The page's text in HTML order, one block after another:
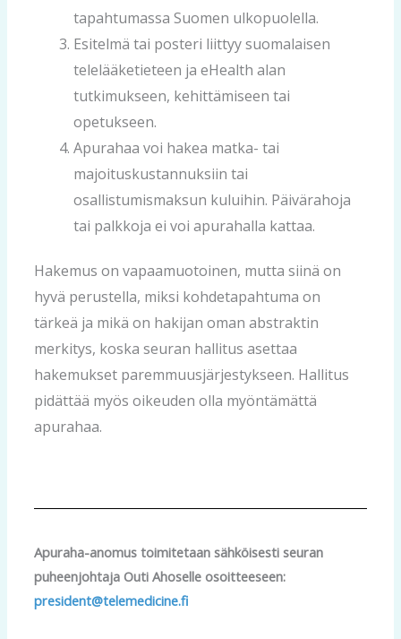
tapahtumassa Suomen ulkopuolella.
Esitelmä tai posteri liittyy suomalaisen
telelääketieteen ja eHealth alan
tutkimukseen, kehittämiseen tai
opetukseen.
Apurahaa voi hakea matka- tai
majoituskustannuksiin tai
osallistumismaksun kuluihin. Päivärahoja
tai palkkoja ei voi apurahalla kattaa.
Hakemus on vapaamuotoinen, mutta siinä on
hyvä perustella, miksi kohdetapahtuma on
tärkeä ja mikä on hakijan oman abstraktin
merkitys, koska seuran hallitus asettaa
hakemukset paremmuusjärjestykseen. Hallitus
pidättää myös oikeuden olla myöntämättä
apurahaa.
Apuraha-anomus toimitetaan sähköisesti seuran
puheenjohtaja Outi Ahoselle osoitteeseen:
president@telemedicine.fi